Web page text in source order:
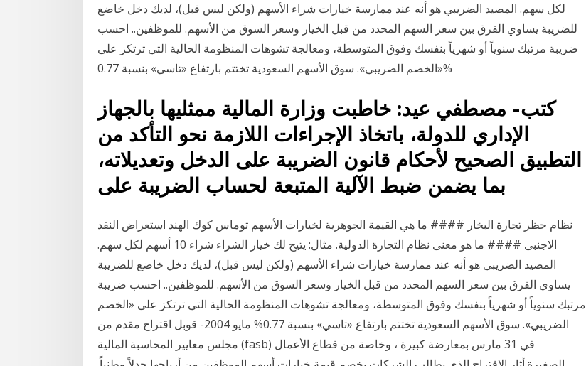
لكل سهم. المصيد الضريبي هو أنه عند ممارسة خيارات شراء الأسهم (ولكن ليس قبل)، لديك دخل خاضع
للضريبة يساوي الفرق بين سعر السهم المحدد من قبل الخيار وسعر السوق من الأسهم. للموظفين.. احسب
ضريبة مرتبك سنوياً أو شهرياً بنفسك وفوق المتوسطة، ومعالجة تشوهات المنظومة الحالية التي ترتكز على
«الخصم الضريبي». سوق الأسهم السعودية تختتم بارتفاع «تاسي» بنسبة 0.77%
كتب- مصطفي عيد: خاطبت وزارة المالية ممثليها بالجهاز
الإداري للدولة، باتخاذ الإجراءات اللازمة نحو التأكد من
التطبيق الصحيح لأحكام قانون الضريبة على الدخل وتعديلاته،
بما يضمن ضبط الآلية المتبعة لحساب الضريبة على
نظام حظر تجارة البخار #### ما هي القيمة الجوهرية لخيارات الأسهم توماس كوك الهند استعراض النقد
الاجنبى #### ما هو معنى نظام التجارة الدولية. مثال: يتيح لك خيار الشراء شراء 10 أسهم لكل سهم.
المصيد الضريبي هو أنه عند ممارسة خيارات شراء الأسهم (ولكن ليس قبل)، لديك دخل خاضع للضريبة
يساوي الفرق بين سعر السهم المحدد من قبل الخيار وسعر السوق من الأسهم. للموظفين.. احسب ضريبة
مرتبك سنوياً أو شهرياً بنفسك وفوق المتوسطة، ومعالجة تشوهات المنظومة الحالية التي ترتكز على «الخصم
الضريبي». سوق الأسهم السعودية تختتم بارتفاع «تاسي» بنسبة 0.77% مايو 2004- قوبل اقتراح مقدم من
مجلس معايير المحاسبة المالية (fasb) في 31 مارس بمعارضة كبيرة ، وخاصة من قطاع الأعمال